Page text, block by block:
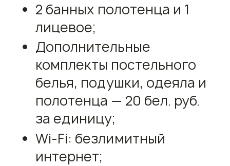
2 банных полотенца и 1
лицевое;
Дополнительные
комплекты постельного
белья, подушки, одеяла и
полотенца — 20 бел. руб.
за единицу;
Wi-Fi: безлимитный
интернет;